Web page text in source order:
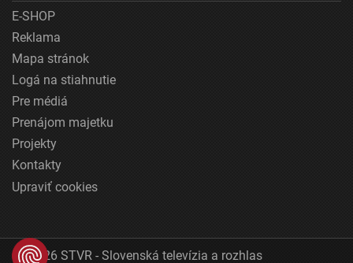
E-SHOP
Reklama
Mapa stránok
Logá na stiahnutie
Pre médiá
Prenájom majetku
Projekty
Kontakty
Upraviť cookies
© 2026 STVR - Slovenská televízia a rozhlas